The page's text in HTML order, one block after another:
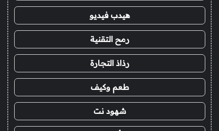
هيدب فيديو
رمح التقنية
رذاذ التجارة
طعم وكيف
شهود نت